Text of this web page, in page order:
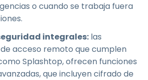
o cuando se trabaja fuera
integrales: las
acceso remoto que cumplen
Splashtop, ofrecen funciones
que incluyen cifrado de